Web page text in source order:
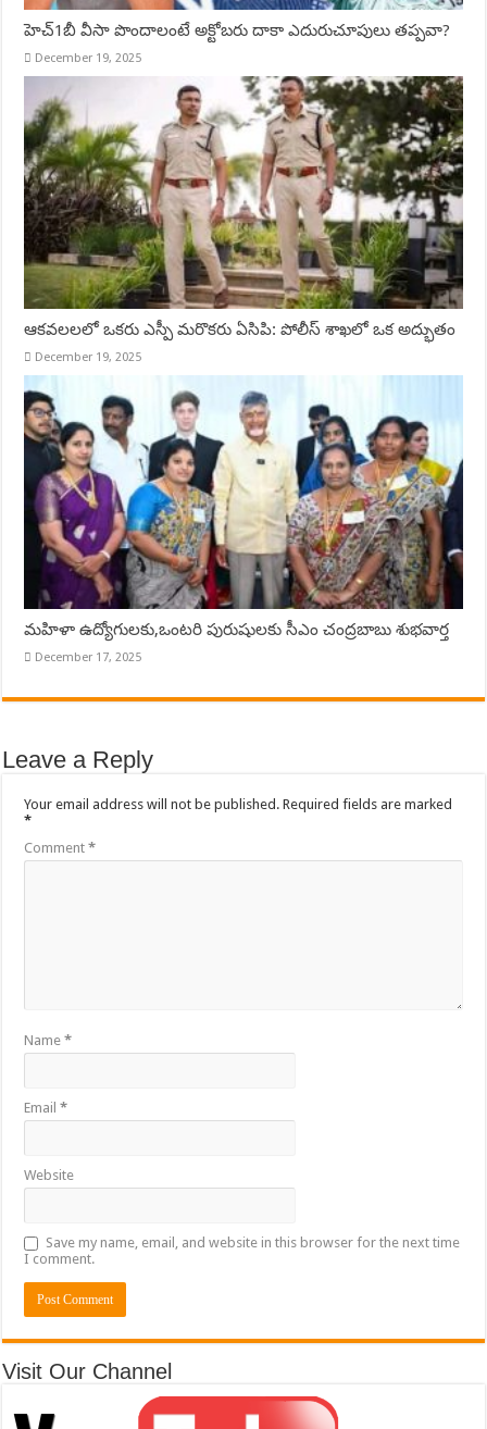
హెచ్‌1బీ వీసా పొందాలంటే అక్టోబరు దాకా ఎదురుచూపులు తప్పవా?
December 19, 2025
ఆకవలలలో ఒకరు ఎస్పీ మరొకరు ఏసిపి: పోలీస్ శాఖలో ఒక అద్భుతం
December 19, 2025
మహిళా ఉద్యోగులకు,ఒంటరి పురుషులకు సీఎం చంద్రబాబు శుభవార్త
December 17, 2025
Leave a Reply
Your email address will not be published. Required fields are marked
*
Comment*
Name*
Email*
Website
Save my name, email, and website in this browser for the next time
I comment.
Visit Our Channel